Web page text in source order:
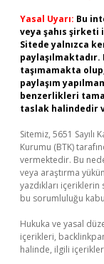
Yasal Uyarı: Bu
veya şahıs şirketi
Sitede yalnızca
taşımamakta
paylaşım
benzerlikleri
taslak halindedir
Sitemiz, 5651
Kurumu (BTK)
vermektedir. Bu
veya araştırma
yazdıkları
bu sorumluluğu
Hukuka ve yasal
içerikleri,
halinde, ilgili